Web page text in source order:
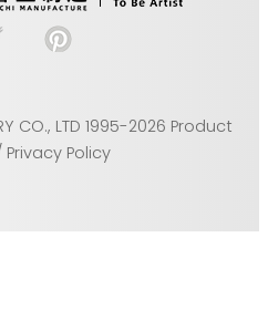
CO., LTD 1995-2026 Product
Policy